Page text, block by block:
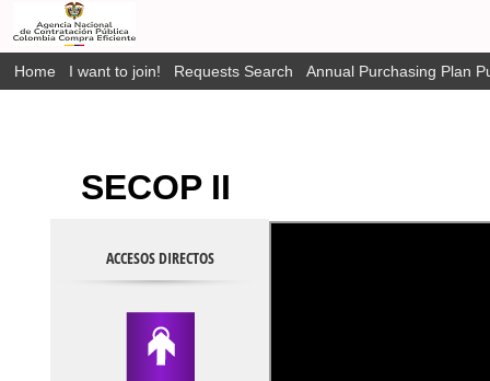
Home I want to join! Requests Search Annual Purchasing Plan
SECOP II
ACCESOS DIRECTOS